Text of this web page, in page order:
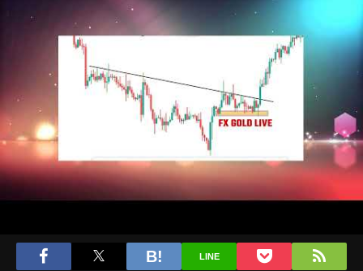
LINE